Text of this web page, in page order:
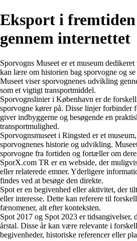
Eksport i
gennem internettet
Sporvogns Museet er et museum
kan lære om historien bag sporvogne og
Museet viser sporvognenes udvikling
som et vigtigt transportmiddel.
Sporvognslinier i København er de
sporvogne kører på. Disse linjer forbinder
giver indbyggerne og besøgende en
transportmulighed.
Sporvognsmuseet i Ringsted er et
sporvognenes historie og udvikling.
sporvogne fra fortiden og fortæller om
SporX.com TR er en webside, der
eller relaterede emner. Yderligere
findes ved at besøge den direkte.
Spot er en begivenhed eller aktivitet, der
eller interesse. Dette kan referere til
fænomener, alt efter konteksten.
Spot 2017 og Spot 2023 er tidsangivelser,
årstal. Disse år kan være relevante i
begivenheder, historiske referencer eller